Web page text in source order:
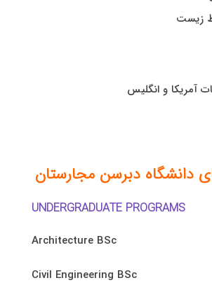
زیست
آمریکا و انگلیس
دانشگاه دبرسن مجارستان
UNDERGRADUATE PROGRAMS
Architecture BSc
Civil Engineering BSc